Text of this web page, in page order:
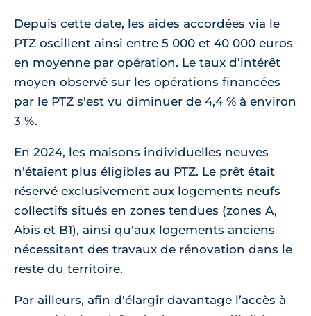
Depuis cette date, les aides accordées via le
PTZ oscillent ainsi entre 5 000 et 40 000 euros
en moyenne par opération. Le taux d’intérêt
moyen observé sur les opérations financées
par le PTZ s'est vu diminuer de 4,4 % à environ
3 %.
En 2024, les maisons individuelles neuves
n'étaient plus éligibles au PTZ. Le prêt était
réservé exclusivement aux logements neufs
collectifs situés en zones tendues (zones A,
Abis et B1), ainsi qu'aux logements anciens
nécessitant des travaux de rénovation dans le
reste du territoire.
Par ailleurs, afin d'élargir davantage l’accès à